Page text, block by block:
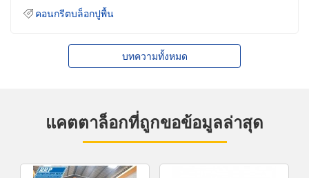
คอนกรีตบล็อกปูพื้น
บทความทั้งหมด
แคตตาล็อกที่ถูกขอข้อมูลล่าสุด